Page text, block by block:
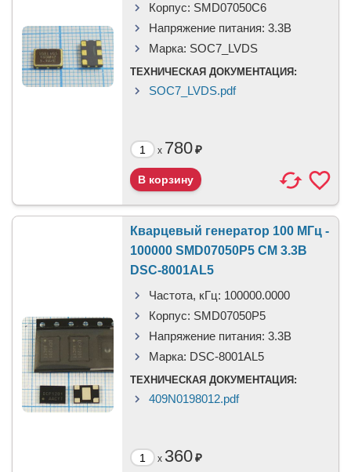
Корпус: SMD07050C6
Напряжение питания: 3.3В
Марка: SOC7_LVDS
ТЕХНИЧЕСКАЯ ДОКУМЕНТАЦИЯ:
SOC7_LVDS.pdf
x 780₽
Кварцевый генератор 100 МГц -
100000 SMD07050P5 CM 3.3В
DSC-8001AL5
Частота, кГц: 100000.0000
Корпус: SMD07050P5
Напряжение питания: 3.3В
Марка: DSC-8001AL5
ТЕХНИЧЕСКАЯ ДОКУМЕНТАЦИЯ:
409N0198012.pdf
x 360₽